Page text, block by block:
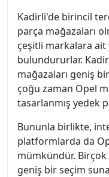
Kadirli'de birincil
parça mağazaları
çeşitli markalara ait
bulundururlar.
mağazaları geniş
çoğu zaman Opel
tasarlanmış yedek
Bununla birlikte,
platformlarda da
mümkündür. Birçok
geniş bir seçim